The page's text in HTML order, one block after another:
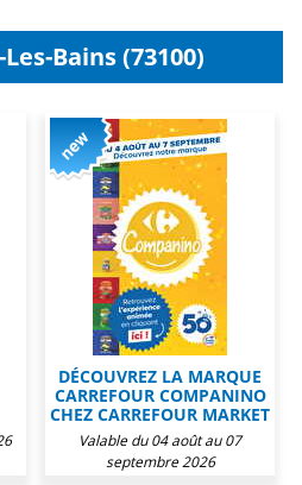
Bains (73100)
DÉCOUVREZ LA MARQUE
CARREFOUR COMPANINO
CHEZ CARREFOUR MARKET
Valable du 04 août au 07
septembre 2026